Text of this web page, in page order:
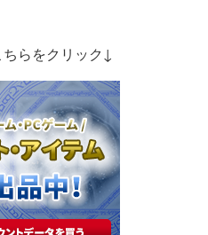
らをクリック↓